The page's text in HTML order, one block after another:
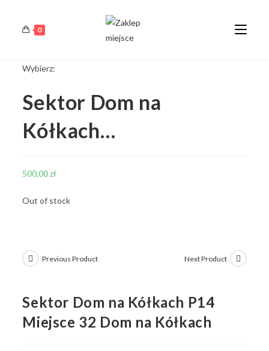
0
Wybierz:
Sektor Dom na
Kółkach…
500,00zł
Out of stock
Previous Product Next Product
Sektor Dom na Kółkach P14
Miejsce 32 Dom na Kółkach